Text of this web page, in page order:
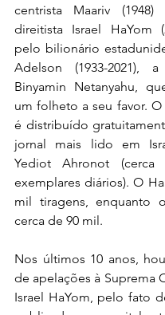
centrista Maariv
direitista Israel HaYom
pelo bilionário
Adelson (1933-2021),
Binyamin Netanyahu,
um folheto a seu favor. O
é distribuído
jornal mais lido em
Yediot Ahronot
exemplares diários). O
mil tiragens, enquanto
cerca de 90 mil.
Nos últimos 10 anos,
de apelações à Suprema
Israel HaYom, pelo fato